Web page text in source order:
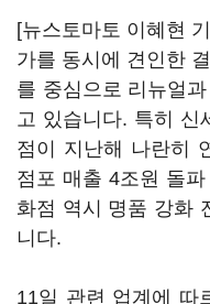
[뉴스토마토 이혜현
가를 동시에 견인한
를 중심으로 리뉴얼
고 있습니다. 특히 신
점이 지난해 나란히
점포 매출 4조원 돌
화점 역시 명품 강화
니다.
11일 관련 업계에 따